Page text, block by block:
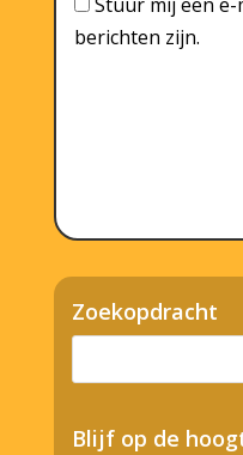
berichten zijn.
Zoekopdracht
Blijf op de